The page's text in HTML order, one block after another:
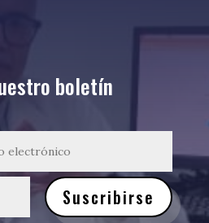
boletín
Suscribirse